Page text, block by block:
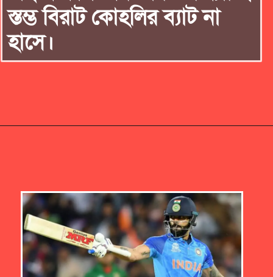
স্তম্ভ বিরাট কোহলির ব্যাট না
হাসে।